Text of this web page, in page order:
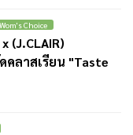
Wom's Choice
(J.CLAIR)
คลาสเรียน "Taste